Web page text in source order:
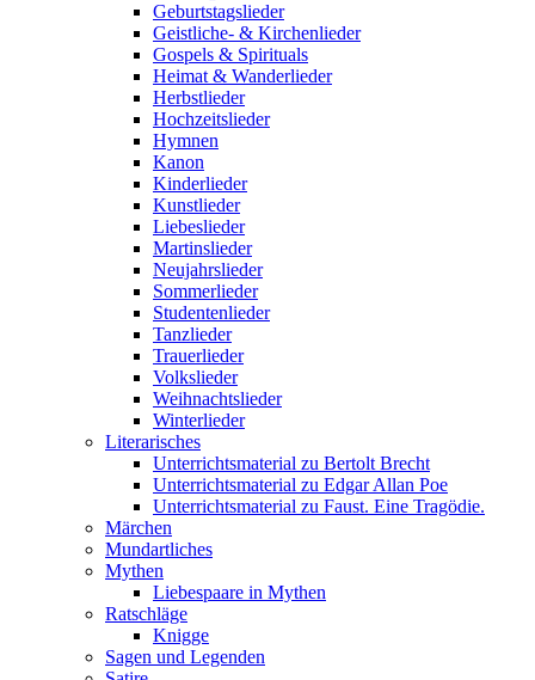
Geburtstagslieder
Geistliche- & Kirchenlieder
Gospels & Spirituals
Heimat & Wanderlieder
Herbstlieder
Hochzeitslieder
Hymnen
Kanon
Kinderlieder
Kunstlieder
Liebeslieder
Martinslieder
Neujahrslieder
Sommerlieder
Studentenlieder
Tanzlieder
Trauerlieder
Volkslieder
Weihnachtslieder
Winterlieder
Literarisches
Unterrichtsmaterial zu Bertolt Brecht
Unterrichtsmaterial zu Edgar Allan Poe
Unterrichtsmaterial zu Faust. Eine Tragödie.
Märchen
Mundartliches
Mythen
Liebespaare in Mythen
Ratschläge
Knigge
Sagen und Legenden